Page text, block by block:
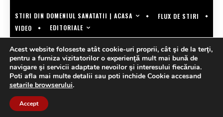
STIRI DIN DOMENIUL SANATATII | ACASA
FLUX DE STIRI
VIDEO
EDITORIALE
Acest website foloseste atât cookie-uri proprii, cât şi de la terţi,
pentru a furniza vizitatorilor o experienţă mult mai bună de
navigare şi servicii adaptate nevoilor şi interesului fiecăruia.
Poti afla mai multe detalii sau poti inchide Cookie accesand
setarile browserului.
Accept